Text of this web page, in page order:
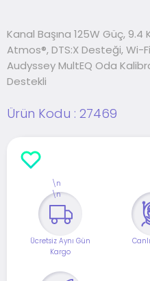
Kanal Başına 125W Güç,
Atmos®, DTS:X Desteği,
Audyssey MultEQ Oda
Destekli
Ürün Kodu : 27469
Ücretsiz Aynı Gün
Kargo
\n
\n